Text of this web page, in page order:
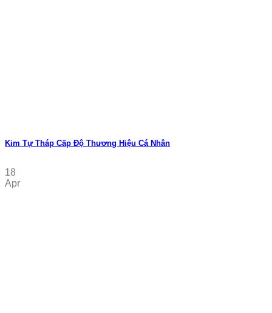
Kim Tự Tháp Cấp Độ Thương Hiệu Cá Nhân
18
Apr